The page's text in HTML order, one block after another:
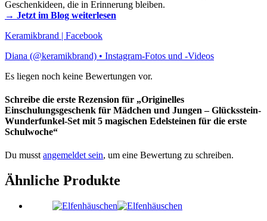
Geschenkideen, die in Erinnerung bleiben.
→ Jetzt im Blog weiterlesen
Keramikbrand | Facebook
Diana (@keramikbrand) • Instagram-Fotos und -Videos
Es liegen noch keine Bewertungen vor.
Schreibe die erste Rezension für „Originelles
Einschulungsgeschenk für Mädchen und Jungen – Glücksstein-
Wunderfunkel-Set mit 5 magischen Edelsteinen für die erste
Schulwoche“
Du musstangemeldet sein, um eine Bewertung zu schreiben.
Ähnliche Produkte